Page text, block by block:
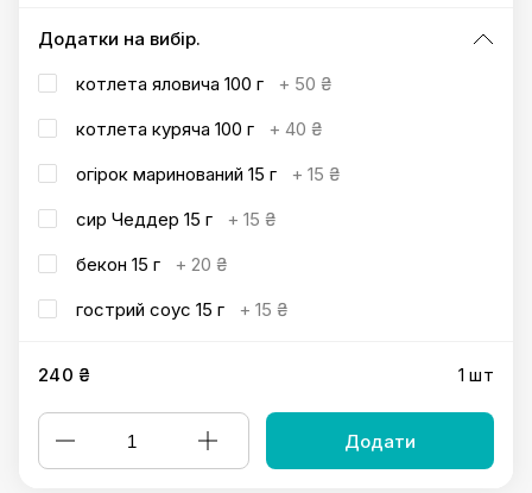
Додатки на вибір.
котлета яловича 100 г
+ 50 ₴
котлета куряча 100 г
+ 40 ₴
огірок маринований 15 г
+ 15 ₴
сир Чеддер 15 г
+ 15 ₴
бекон 15 г
+ 20 ₴
гострий соус 15 г
+ 15 ₴
240 ₴ 1 шт
Додати